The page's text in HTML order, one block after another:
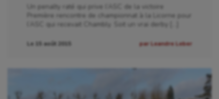
Un penalty raté qui prive l’ASC de la victoire
Première rencontre de championnat à la Licorne pour
l’ASC qui recevait Chambly. Soit un vrai derby […]
Le 15 août 2015 par Leandre Leber